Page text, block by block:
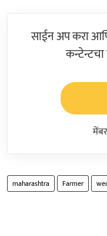
साईन अप करा
maharashtra Farmer